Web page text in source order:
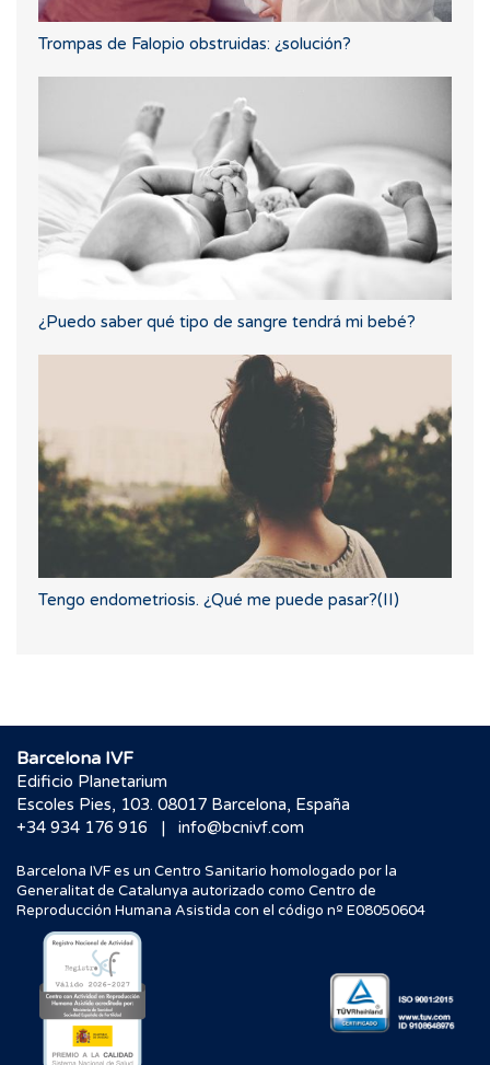
Trompas de Falopio obstruidas: ¿solución?
¿Puedo saber qué tipo de sangre tendrá mi bebé?
Tengo endometriosis. ¿Qué me puede pasar?(II)
Barcelona IVF
Edificio Planetarium
Escoles Pies, 103. 08017 Barcelona, España
+34 934 176 916
| info@bcnivf.com
Barcelona IVF es un Centro Sanitario homologado por la
Generalitat de Catalunya autorizado como Centro de
Reproducción Humana Asistida con el código nº E08050604